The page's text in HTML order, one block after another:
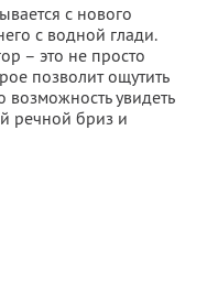
с нового
с водной глади.
– это не просто
позволит ощутить
возможность увидеть
речной бриз и